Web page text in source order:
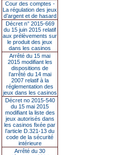
Cour des comptes -
La régulation des jeux
d’argent et de hasard
Décret n° 2015-669
du 15 juin 2015 relatif
aux prélèvements sur
le produit des jeux
dans les casinos
Arrêté du 15 mai
2015 modifiant les
dispositions de
l’arrêté du 14 mai
2007 relatif à la
réglementation des
jeux dans les casinos
Décret no 2015-540
du 15 mai 2015
modifiant la liste des
jeux autorisés dans
les casinos fixée par
l’article D.321-13 du
code de la sécurité
intérieure
Arrêté du 30